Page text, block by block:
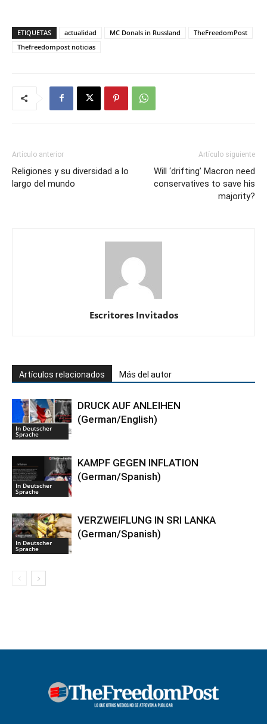
ETIQUETAS actualidad MC Donals in Russland
TheFreedomPost
Thefreedompost noticias
Artículo anterior
Religiones y su diversidad a lo
largo del mundo
Artículo siguiente
Will ‘drifting’ Macron need
conservatives to save his
majority?
Escritores Invitados
Artículos relacionados Más del autor
In Deutscher
Sprache
DRUCK AUF ANLEIHEN
(German/English)
In Deutscher
Sprache
KAMPF GEGEN INFLATION
(German/Spanish)
In Deutscher
Sprache
VERZWEIFLUNG IN SRI LANKA
(German/Spanish)